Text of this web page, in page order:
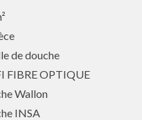
de douche
FIBRE OPTIQUE
Wallon
INSA